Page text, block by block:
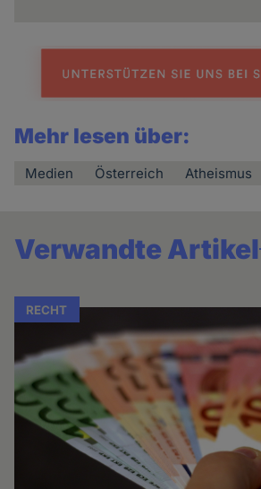
Mehr lesen über:
Medien Österreich Atheismus
Verwandte Artikel
RECHT